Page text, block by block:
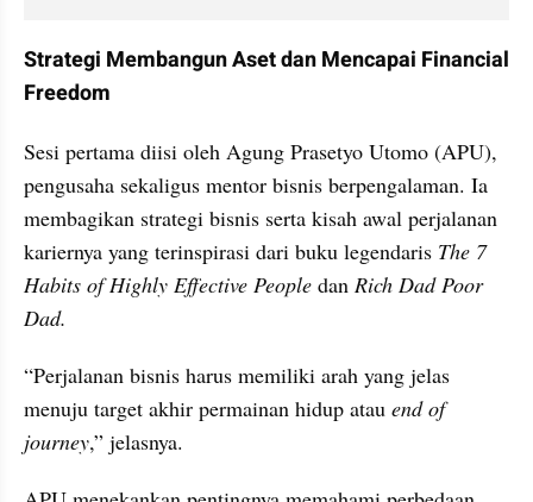
Strategi Membangun Aset dan Mencapai Financial
Freedom
Sesi pertama diisi oleh Agung Prasetyo Utomo (APU),
pengusaha sekaligus mentor bisnis berpengalaman. Ia
membagikan strategi bisnis serta kisah awal perjalanan
kariernya yang terinspirasi dari buku legendaris The 7
Habits of Highly Effective People dan Rich Dad Poor
Dad.
“Perjalanan bisnis harus memiliki arah yang jelas
menuju target akhir permainan hidup atau end of
journey,” jelasnya.